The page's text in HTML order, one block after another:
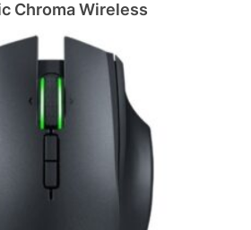
Chroma Wireless